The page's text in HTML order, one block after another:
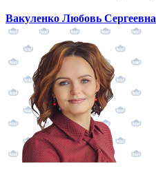
Вакуленко Любовь Сергеевна